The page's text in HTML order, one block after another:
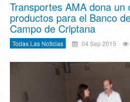
Transportes AMA dona un
productos para el Banco
Campo de Criptana
Todas Las Noticias 04 Sep 2015